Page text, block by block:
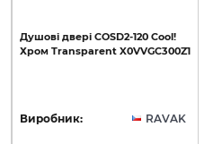
Душові двері COSD2-120 Cool!
Хром Transparent X0VVGC300Z1
Виробник: RAVAK